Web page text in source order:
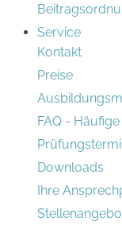
Service
Kontakt
Preise
FAQ -
Downloads
Ihre